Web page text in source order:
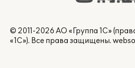
© 2011-2026 АО «Группа 1С»
«1С»). Все права защищены.